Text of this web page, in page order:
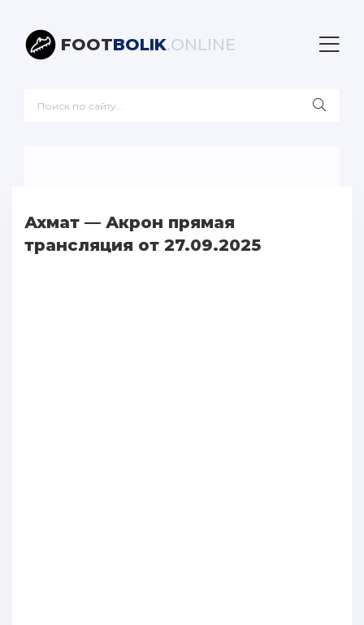
FOOTBOLIK.ONLINE
Ахмат — Акрон прямая
трансляция от 27.09.2025